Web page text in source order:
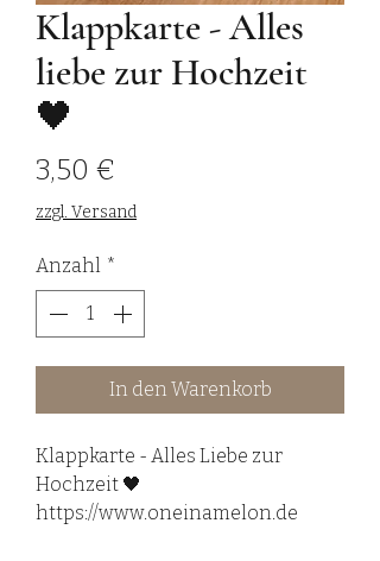
Klappkarte - Alles
liebe zur Hochzeit
🖤
3,50 €
zzgl. Versand
Anzahl *
In den Warenkorb
Klappkarte - Alles Liebe zur
Hochzeit 🖤
https://www.oneinamelon.de